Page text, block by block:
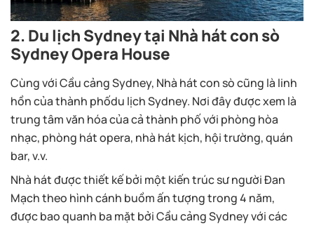
2. Du lịch Sydney tại Nhà hát con sò
Sydney Opera House
Cùng với Cầu cảng Sydney, Nhà hát con sò cũng là linh
hồn của thành phốdu lịch Sydney. Nơi đây được xem là
trung tâm văn hóa của cả thành phố với phòng hòa
nhạc, phòng hát opera, nhà hát kịch, hội trường, quán
bar, v.v.
Nhà hát được thiết kế bởi một kiến trúc sư người Đan
Mạch theo hình cánh buồm ấn tượng trong 4 năm,
được bao quanh ba mặt bởi Cầu cảng Sydney với các